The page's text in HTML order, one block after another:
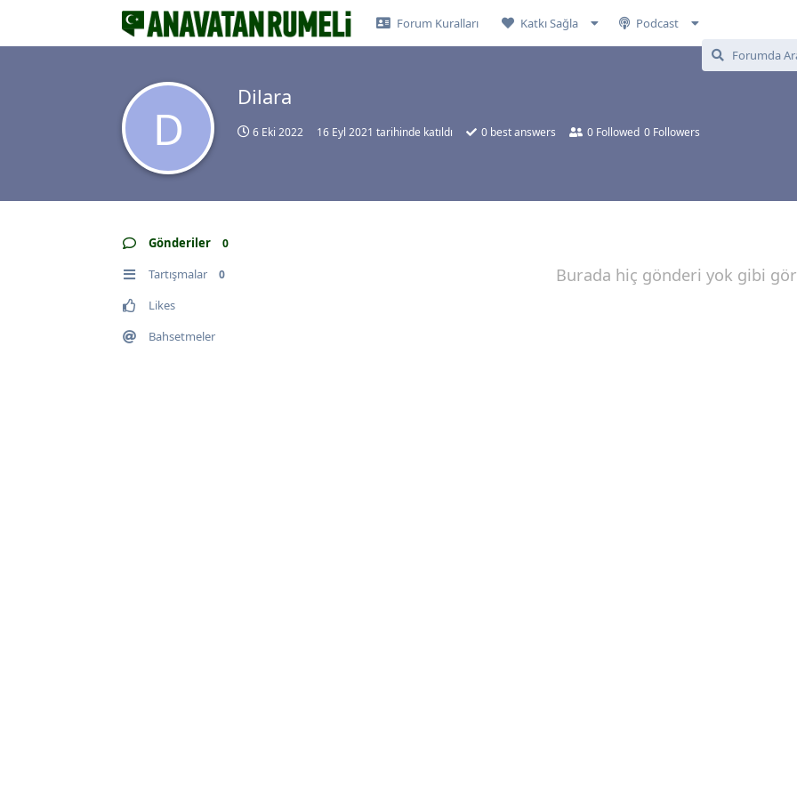
Forum Kuralları Katkı Sağla Podcast
D
Dilara
6 Eki 2022 16 Eyl 2021 tarihinde katıldı 0 best answers 0 Followed 0 Followers
Gönderiler 0
Tartışmalar 0
Likes
Bahsetmeler
Burada hiç gönderi yok gibi